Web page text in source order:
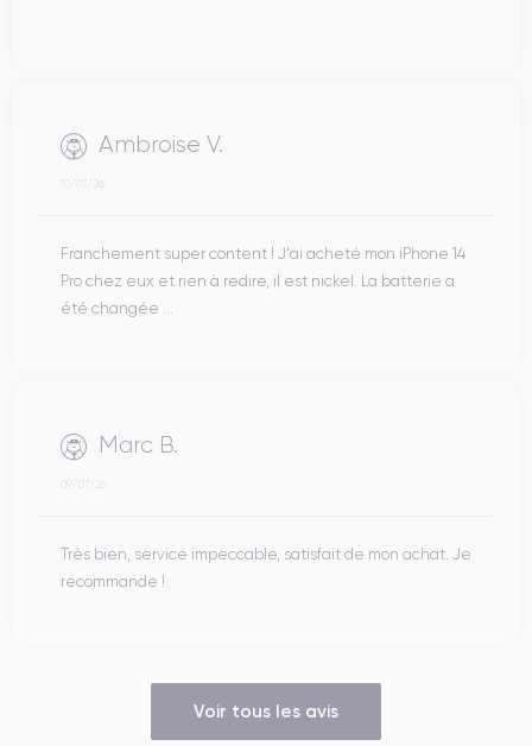
Ambroise V.
10/07/26
Franchement super content ! J'ai acheté mon iPhone 14
Pro chez eux et rien à redire, il est nickel. La batterie a
été changée ...
Marc B.
09/07/26
Très bien, service impeccable, satisfait de mon achat. Je
recommande !
Voir tous les avis